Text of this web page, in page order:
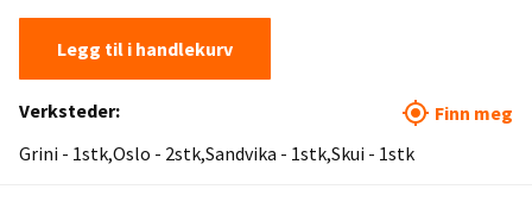
Legg til i handlekurv
Verksteder:
Grini - 1stk Oslo - 2stk Sandvika - 1stk Skui - 1stk
Finn meg